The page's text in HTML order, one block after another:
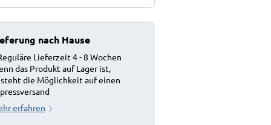
nach Hause
Lieferzeit 4 - 8 Wochen
das Produkt auf Lager ist,
die Möglichkeit auf einen
erfahren